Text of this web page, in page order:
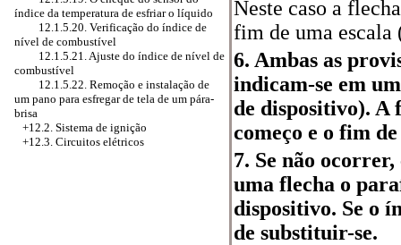
índice da temperatura de esfriar o líquido
12.1.5.20. Verificação do índice de
nível de combustível
12.1.5.21. Ajuste do índice de nível de
combustível
12.1.5.22. Remoção e instalação de
um pano para esfregar de tela de um pára-
brisa
+12.2. Sistema de ignição
+12.3. Circuitos elétricos
Neste caso a
fim de uma escala
6. Ambas as
indicam-se em
de dispositivo). A
começo e o fim
7. Se não
uma flecha o
dispositivo. Se o
de substituir-se.